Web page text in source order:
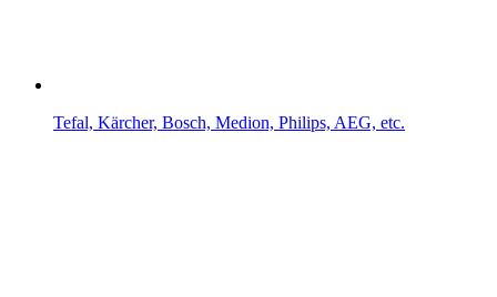
Tefal, Kärcher, Bosch, Medion, Philips, AEG, etc.